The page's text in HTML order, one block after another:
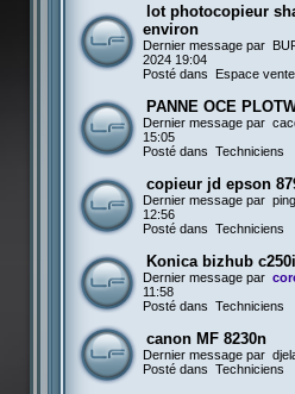
lot photocopieur
environ
Dernier message par
2024 19:04
Posté dans
Espace
PANNE OCE
Dernier message par
15:05
Posté dans Techniciens
copieur jd epson
Dernier message par ping
12:56
Posté dans Techniciens
Konica bizhub c250i
Dernier message par
11:58
Posté dans Techniciens
canon MF 8230n
Dernier message par
Posté dans Techniciens